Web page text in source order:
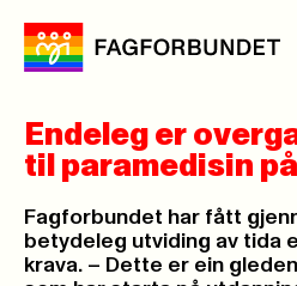
Endeleg er
til paramedisin
Fagforbundet har fått
betydeleg utviding av tida
krava. – Dette er ein